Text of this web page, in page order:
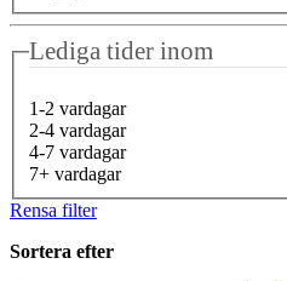
Lediga tider inom
1-2 vardagar
2-4 vardagar
4-7 vardagar
7+ vardagar
Rensa filter
Sortera efter